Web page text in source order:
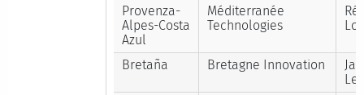
Provenza-
Alpes-Costa
Azul
Méditerranée
Technologies
Bretaña Bretagne Innovation